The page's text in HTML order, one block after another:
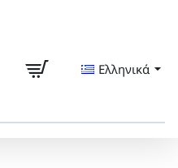
Ελληνικά